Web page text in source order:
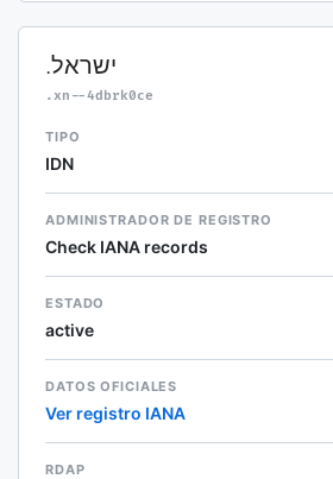
.ישראל
.xn--4dbrk0ce
TIPO
IDN
ADMINISTRADOR DE REGISTRO
Check IANA records
ESTADO
active
DATOS OFICIALES
Ver registro IANA
RDAP